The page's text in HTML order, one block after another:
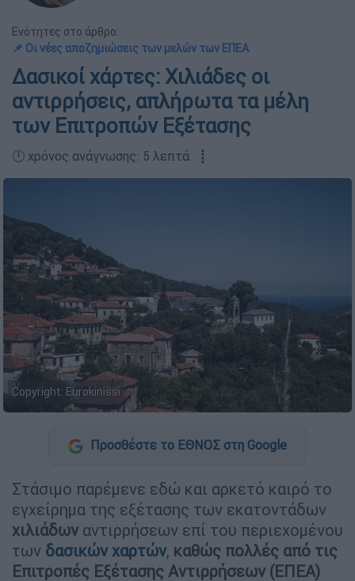
Ενότητες στο άρθρο:
📌 Οι νέες αποζημιώσεις των μελών των ΕΠΕΑ
Δασικοί χάρτες: Χιλιάδες οι
αντιρρήσεις, απλήρωτα τα μέλη
των Επιτροπών Εξέτασης
🕛 χρόνος ανάγνωσης: 5 λεπτά ┋
Copyright: Eurokinissi
Προσθέστε το ΕΘΝΟΣ στη Google
Στάσιμο παρέμενε εδώ και αρκετό καιρό το
εγχείρημα της εξέτασης των εκατοντάδων
χιλιάδων αντιρρήσεων επί του περιεχομένου
των δασικών χαρτών, καθώς πολλές από τις
Επιτροπές Εξέτασης Αντιρρήσεων (ΕΠΕΑ)